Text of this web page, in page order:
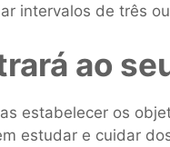
intervalos de três
ao
estabelecer os
estudar e cuidar